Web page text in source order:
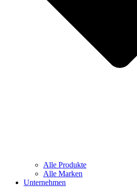
Alle Produkte
Alle Marken
Unternehmen